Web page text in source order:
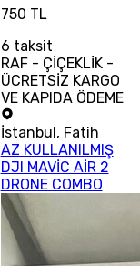
750 TL
6 taksit
RAF - ÇİÇEKLİK -
ÜCRETSİZ KARGO
VE KAPIDA ÖDEME
İstanbul, Fatih
AZ KULLANILMIŞ
DJI MAVİC AİR 2
DRONE COMBO